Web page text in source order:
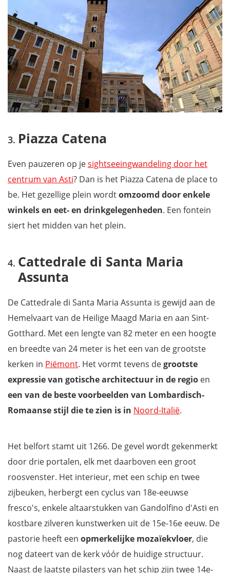
Piazza Catena
Even pauzeren op jesightseeingwandeling door het
centrum van Asti? Dan is het Piazza Catena de place to
be. Het gezellige plein wordtomzoomd door enkele
winkels en eet- en drinkgelegenheden. Een fontein
siert het midden van het plein.
Cattedrale di Santa Maria
Assunta
De Cattedrale di Santa Maria Assunta is gewijd aan de
Hemelvaart van de Heilige Maagd Maria en aan Sint-
Gotthard. Met een lengte van 82 meter en een hoogte
en breedte van 24 meter is het een van de grootste
kerken in Piëmont. Het vormt tevens degrootste
expressie van gotische architectuur in de regio en
een van de beste voorbeelden van Lombardisch-
Romaanse stijl die te zien is in Noord-Italië.
Het belfort stamt uit 1266. De gevel wordt gekenmerkt
door drie portalen, elk met daarboven een groot
roosvenster. Het interieur, met een schip en twee
zijbeuken, herbergt een cyclus van 18e-eeuwse
fresco's, enkele altaarstukken van Gandolfino d'Asti en
kostbare zilveren kunstwerken uit de 15e-16e eeuw. De
pastorie heeft een opmerkelijke mozaïekvloer, die
nog dateert van de kerk vóór de huidige structuur.
Naast de laatste pilasters van het schip zijn twee 14e-